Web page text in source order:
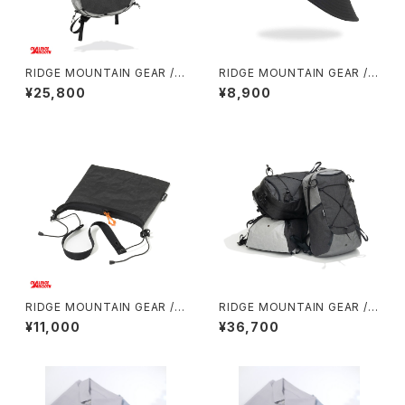
RIDGE MOUNTAIN GEAR / S
ASH PACK
¥25,800
RIDGE MOUNTAIN GEAR / S
HADE CAP
¥8,900
RIDGE MOUNTAIN GEAR / S
ACOCHE
¥11,000
RIDGE MOUNTAIN GEAR /
ONE MILE TRIM
¥36,700